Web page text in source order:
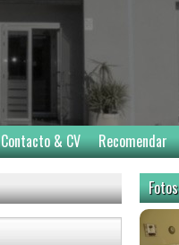
Contacto & CV Recomendar
Fotos